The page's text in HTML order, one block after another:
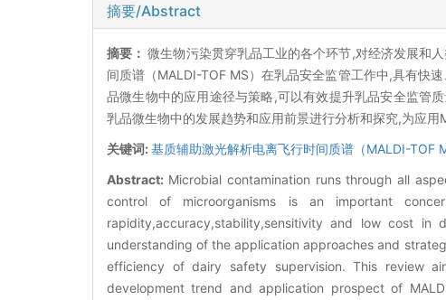
摘要/Abstract
摘要：微生物污染贯穿乳品工业的各个环节,对经济发展和
间质谱（MALDI-TOF MS）在乳品安全监管工作中,具有快
品微生物中的应用途径与策略,可以有效提升乳品安全监管
乳品微生物中的发展趋势和应用前景进行分析和探究,为应
关键词:基质辅助激光解析电离飞行时间质谱（MALDI-TOF
Abstract: Microbial contamination runs through all
control of microorganisms is an important
rapidity,accuracy,stability,sensitivity and low cost
understanding of the application approaches and
efficiency of dairy safety supervision. This review
development trend and application prospect of